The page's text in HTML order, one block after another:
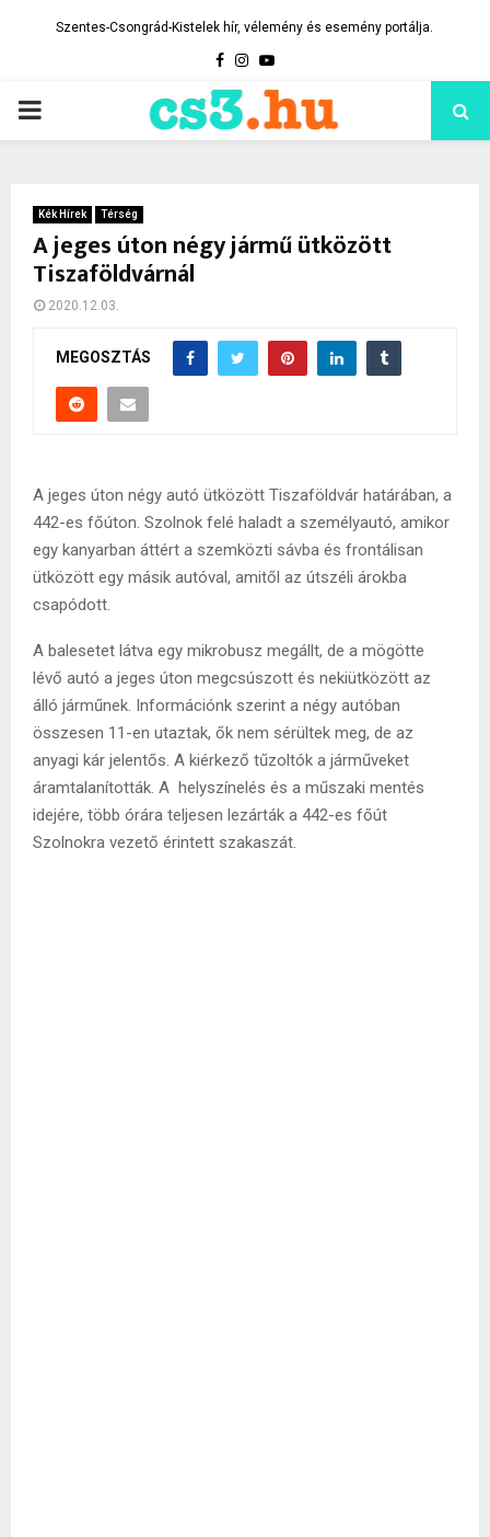
Szentes-Csongrád-Kistelek hír, vélemény és esemény portálja.
Facebook
Instagram
Youtube
PRIMARY
Kék Hírek Térség
A jeges úton négy jármű ütközött
Tiszaföldvárnál
2020.12.03.
MEGOSZTÁS
A jeges úton négy autó ütközött Tiszaföldvár határában, a
442-es főúton. Szolnok felé haladt a személyautó, amikor
egy kanyarban áttért a szemközti sávba és frontálisan
ütközött egy másik autóval, amitől az útszéli árokba
csapódott.
A balesetet látva egy mikrobusz megállt, de a mögötte
lévő autó a jeges úton megcsúszott és nekiütközött az
álló járműnek. Információnk szerint a négy autóban
összesen 11-en utaztak, ők nem sérültek meg, de az
anyagi kár jelentős. A kiérkező tűzoltók a járműveket
áramtalanították. A helyszínelés és a műszaki mentés
idejére, több órára teljesen lezárták a 442-es főút
Szolnokra vezető érintett szakaszát.